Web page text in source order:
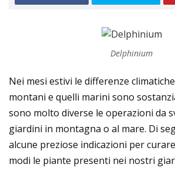
Delphinium
Nei mesi estivi le differenze
montani e quelli marini sono
sono molto diverse le operazioni da
giardini in montagna o al mare. Di
alcune preziose indicazioni per
modi le piante presenti nei nostri